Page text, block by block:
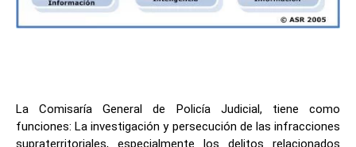
La Comisaría General de Policía Judicial, tiene como
funciones: La investigación y persecución de las infracciones
supraterritoriales, especialmente los delitos relacionados